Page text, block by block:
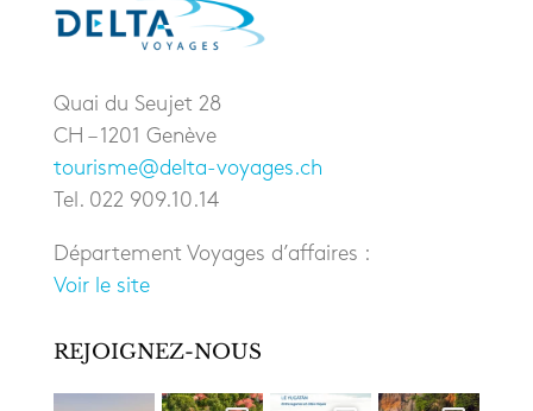
Quai du Seujet 28
CH – 1201 Genève
tourisme@delta-voyages.ch
Tel. 022 909.10.14
Département Voyages d’affaires :
Voir le site
REJOIGNEZ-NOUS